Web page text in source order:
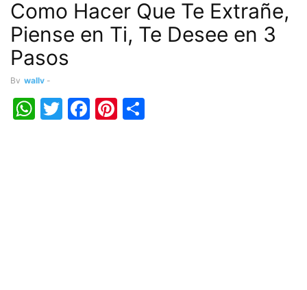
Como Hacer Que Te Extrañe,
Piense en Ti, Te Desee en 3
Pasos
By wally -
WhatsApp
Twitter
Facebook
Pinterest